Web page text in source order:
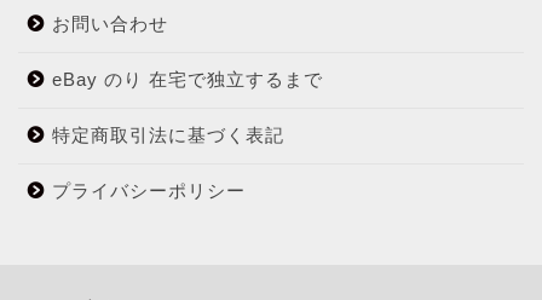
お問い合わせ
eBay のり 在宅で独立するまで
特定商取引法に基づく表記
プライバシーポリシー